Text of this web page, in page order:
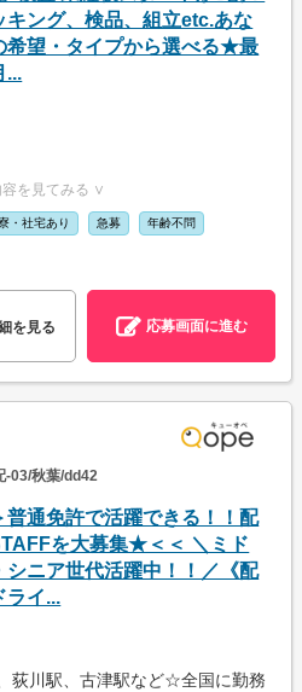
キング、検品、組立etc.あな
希望・タイプから選べる★最
...
を見てみる ∨
・社宅あり 急募 年齢不問
を見る 応募画面に進む
-03/秋葉/dd42
普通免許で活躍できる！！配
を大募集★＜＜ ＼ミド
シニア世代活躍中！！／《配
ライ...
荻川駅、古津駅など☆全国に勤務